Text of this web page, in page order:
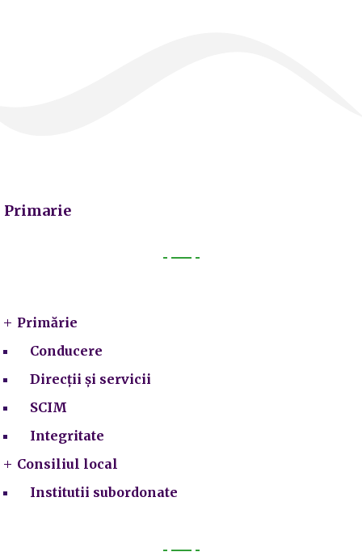
Primarie
Primărie
Conducere
Direcții și servicii
SCIM
Integritate
Consiliul local
Institutii subordonate